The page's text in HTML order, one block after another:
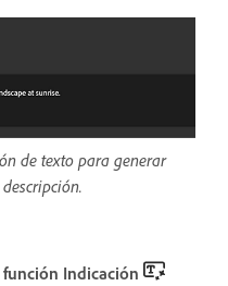
de texto para generar
función Indicación